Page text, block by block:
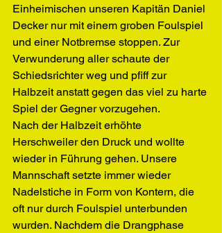
Einheimischen unseren Kapitän Daniel
Decker nur mit einem groben Foulspiel
und einer Notbremse stoppen. Zur
Verwunderung aller schaute der
Schiedsrichter weg und pfiff zur
Halbzeit anstatt gegen das viel zu harte
Spiel der Gegner vorzugehen.
Nach der Halbzeit erhöhte
Herschweiler den Druck und wollte
wieder in Führung gehen. Unsere
Mannschaft setzte immer wieder
Nadelstiche in Form von Kontern, die
oft nur durch Foulspiel unterbunden
wurden. Nachdem die Drangphase